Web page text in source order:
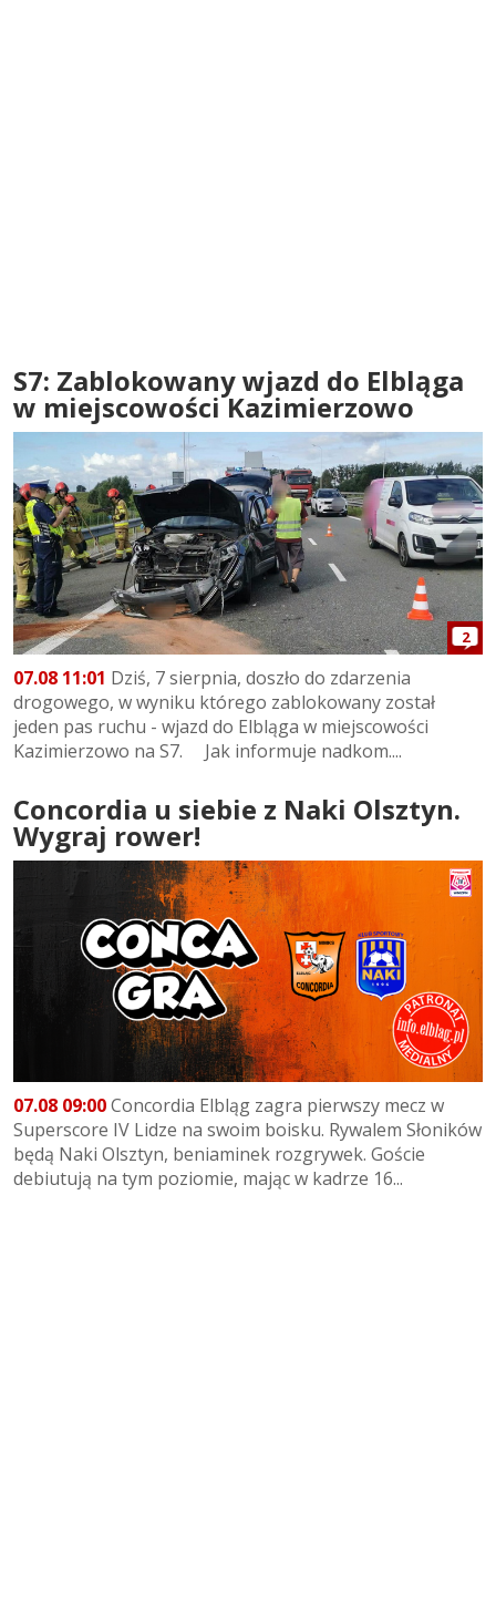
S7: Zablokowany wjazd do Elbląga
w miejscowości Kazimierzowo
2
07.08 11:01 Dziś, 7 sierpnia, doszło do zdarzenia
drogowego, w wyniku którego zablokowany został
jeden pas ruchu - wjazd do Elbląga w miejscowości
Kazimierzowo na S7. Jak informuje nadkom....
Concordia u siebie z Naki Olsztyn.
Wygraj rower!
07.08 09:00Concordia Elbląg zagra pierwszy mecz w
Superscore IV Lidze na swoim boisku. Rywalem Słoników
będą Naki Olsztyn, beniaminek rozgrywek. Goście
debiutują na tym poziomie, mając w kadrze 16...